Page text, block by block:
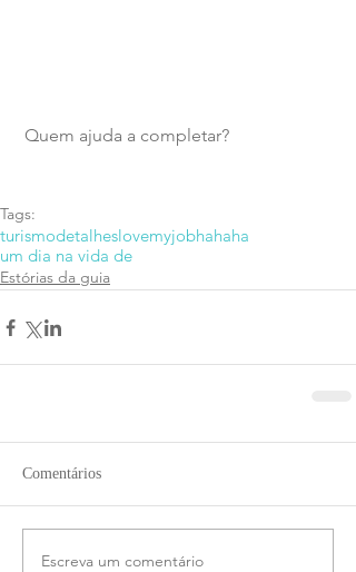
Quem ajuda a completar?
Tags:
turismodetalheslovemyjobhahaha
um dia na vida de
Estórias da guia
Comentários
Escreva um comentário